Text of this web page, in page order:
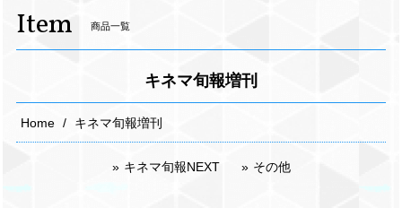
Item 商品一覧
キネマ旬報増刊
Home キネマ旬報増刊
キネマ旬報NEXT その他